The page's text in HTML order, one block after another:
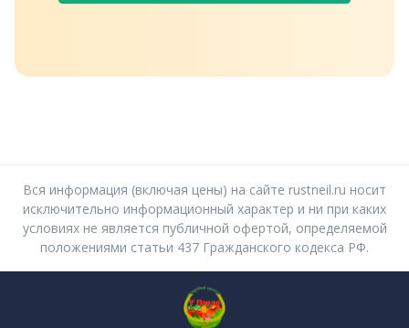
Вся информация (включая цены) на сайте rustneil.ru носит
исключительно информационный характер и ни при каких
условиях не является публичной офертой, определяемой
положениями статьи 437 Гражданского кодекса РФ.